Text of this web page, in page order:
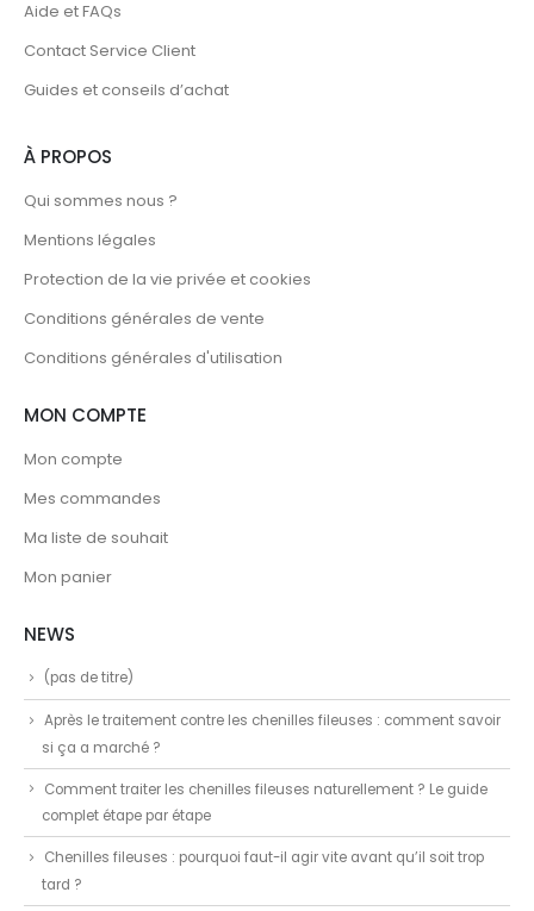
Aide et FAQs
Contact Service Client
Guides et conseils d’achat
À PROPOS
Qui sommes nous ?
Mentions légales
Protection de la vie privée et cookies
Conditions générales de vente
Conditions générales d'utilisation
MON COMPTE
Mon compte
Mes commandes
Ma liste de souhait
Mon panier
NEWS
(pas de titre)
Après le traitement contre les chenilles fileuses : comment savoir
si ça a marché ?
Comment traiter les chenilles fileuses naturellement ? Le guide
complet étape par étape
Chenilles fileuses : pourquoi faut-il agir vite avant qu’il soit trop
tard ?